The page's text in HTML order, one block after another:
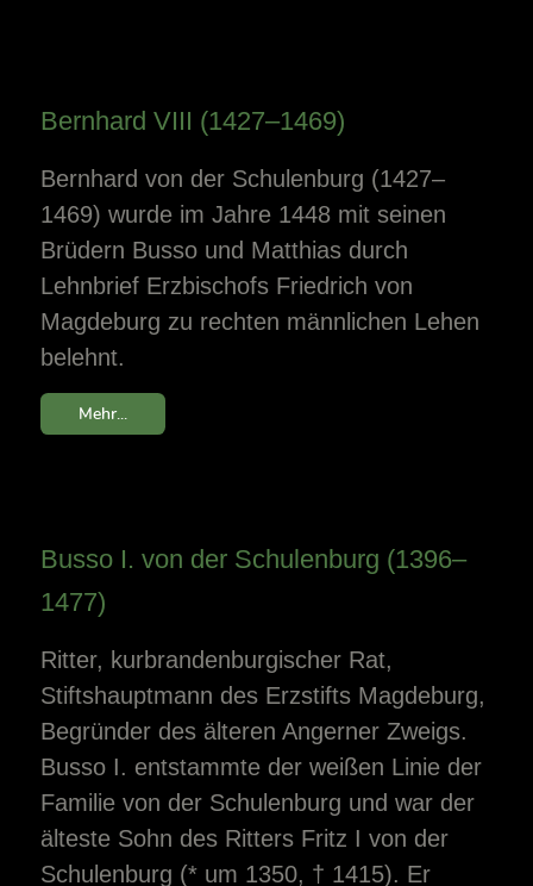
Bernhard VIII (1427–1469)
Bernhard von der Schulenburg (1427–
1469) wurde im Jahre 1448 mit seinen
Brüdern Busso und Matthias durch
Lehnbrief Erzbischofs Friedrich von
Magdeburg zu rechten männlichen Lehen
belehnt.
Mehr...
Busso I. von der Schulenburg (1396–
1477)
Ritter, kurbrandenburgischer Rat,
Stiftshauptmann des Erzstifts Magdeburg,
Begründer des älteren Angerner Zweigs.
Busso I. entstammte der weißen Linie der
Familie von der Schulenburg und war der
älteste Sohn des Ritters Fritz I von der
Schulenburg (* um 1350, † 1415). Er